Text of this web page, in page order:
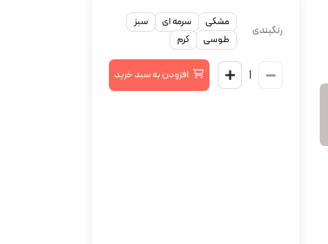
رنگبندی
مشکی سرمه ای
سبز
طوسی
کرم
افزودن به سبد خرید